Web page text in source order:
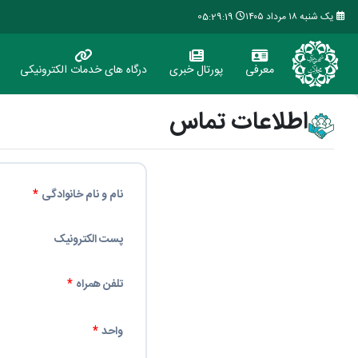
یک شنبه ۱۸ مرداد ۱۴۰۵ 05:29:19
معرفی پورتال خبری درگاه های خدمات الکترونیکی
اطلاعات تماس
نام و نام خانوادگی
پست الکترونیک
تلفن همراه
واحد